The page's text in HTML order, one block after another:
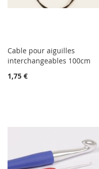
Cable pour aiguilles
interchangeables 100cm
1,75 €